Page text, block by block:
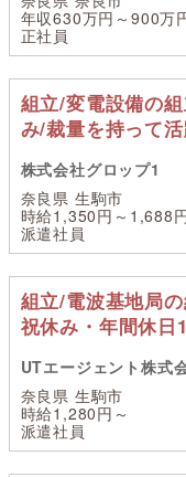
年収630万円～900万
正社員
組立/変電設備の
み/裁量を持って
株式会社グロップ1
奈良県 生駒市
時給1,350円～1,688
派遣社員
組立/電波基地局
祝休み・年間休日
UTエージェント株式
奈良県 生駒市
時給1,280円～
派遣社員